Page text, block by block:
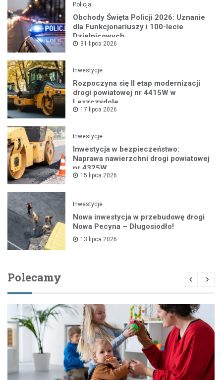
Policja
Obchody Święta Policji 2026: Uznanie
dla Funkcjonariuszy i 100-lecie
Dzielnicowych
31 lipca 2026
Inwestycje
Rozpoczyna się II etap modernizacji
drogi powiatowej nr 4415W w
Leszczydole
17 lipca 2026
Inwestycje
Inwestycja w bezpieczeństwo:
Naprawa nawierzchni drogi powiatowej
nr 4325W
15 lipca 2026
Inwestycje
Nowa inwestycja w przebudowę drogi
Nowa Pecyna – Długosiodło!
13 lipca 2026
Polecamy